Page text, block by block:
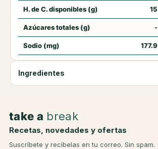
H. de C. disponibles (g) 15
Azúcares totales (g) -
Sodio (mg) 177.9
Ingredientes
take a break
Recetas, novedades y ofertas
Suscríbete y recíbelas en tu correo. Sin spam.